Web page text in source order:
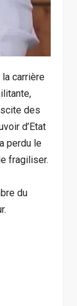
la carrière
des
d’Etat
perdu le
fragiliser.
du